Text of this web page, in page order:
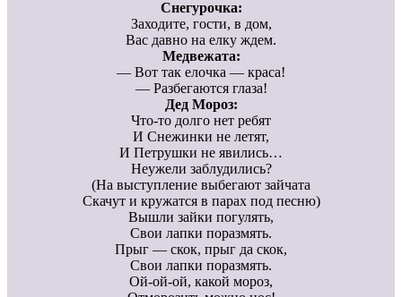
Снегурочка:
Заходите, гости, в дом,
Вас давно на елку ждем.
Медвежата:
— Вот так елочка — краса!
— Разбегаются глаза!
Дед Мороз:
Что-то долго нет ребят
И Снежинки не летят,
И Петрушки не явились…
Неужели заблудились?
(На выступление выбегают зайчата
Скачут и кружатся в парах под песню)
Вышли зайки погулять,
Свои лапки поразмять.
Прыг — скок, прыг да скок,
Свои лапки поразмять.
Ой-ой-ой, какой мороз,